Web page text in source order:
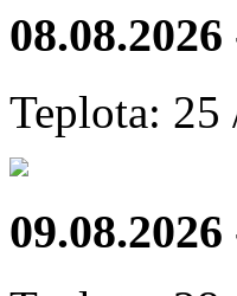
Teplota: 25